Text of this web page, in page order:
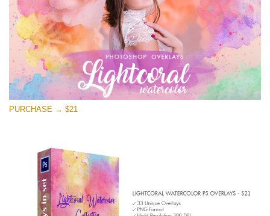
Large 6000*4000px
Entire Collection
(1783 Overlays)
Large 6000*4000px
Free download
PURCHASE → $21